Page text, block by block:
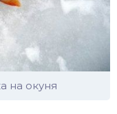
на окуня